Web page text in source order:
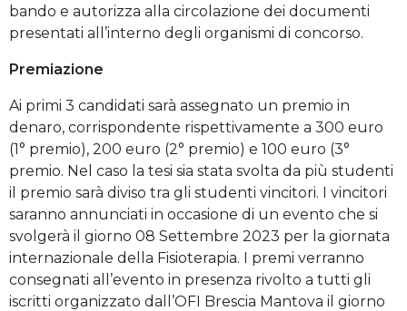
bando e autorizza alla circolazione dei documenti
presentati all’interno degli organismi di concorso.
Premiazione
Ai primi 3 candidati sarà assegnato un premio in
denaro, corrispondente rispettivamente a 300 euro
(1° premio), 200 euro (2° premio) e 100 euro (3°
premio. Nel caso la tesi sia stata svolta da più studenti
il premio sarà diviso tra gli studenti vincitori. I vincitori
saranno annunciati in occasione di un evento che si
svolgerà il giorno 08 Settembre 2023 per la giornata
internazionale della Fisioterapia. I premi verranno
consegnati all’evento in presenza rivolto a tutti gli
iscritti organizzato dall’OFI Brescia Mantova il giorno